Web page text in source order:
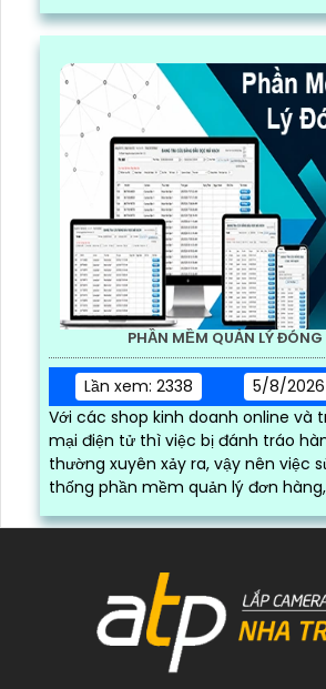
PHẦN MỀM QUẢN LÝ
Lần xem: 2338
5/8/2026
Với các shop kinh doanh online và
mại điện tử thì việc bị đánh tráo
thường xuyên xảy ra, vậy nên việc
thống phần mềm quản lý đơn
được quá trình đóng gói hàng hóa,
là quy trình đóng gói cũng được